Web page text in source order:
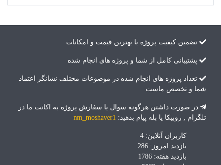
تضمین کیفیت پروژه با بهترین قیمت و امکانات
پشتیبانی کامل از شما و پروژه های انجام شده
تعداد پروژه های انجام شده در موضوعات مختلف نشانگر اعتماد
شما و تخصص ماست
در صورت داشتن هرگونه سوال یا سفارش پروژه به اکانت ما در
تلگرام , روبیکا یا بله پیام بدهید: nm_moshaver1
کاربران آنلاین: 4
بازدید امروز: 286
بازدید هفته: 1786